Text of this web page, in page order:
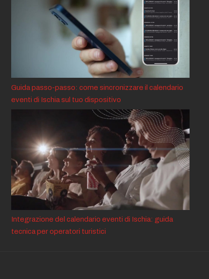
Guida passo-passo: come sincronizzare il calendario
eventi di Ischia sul tuo dispositivo
Integrazione del calendario eventi di Ischia: guida
tecnica per operatori turistici